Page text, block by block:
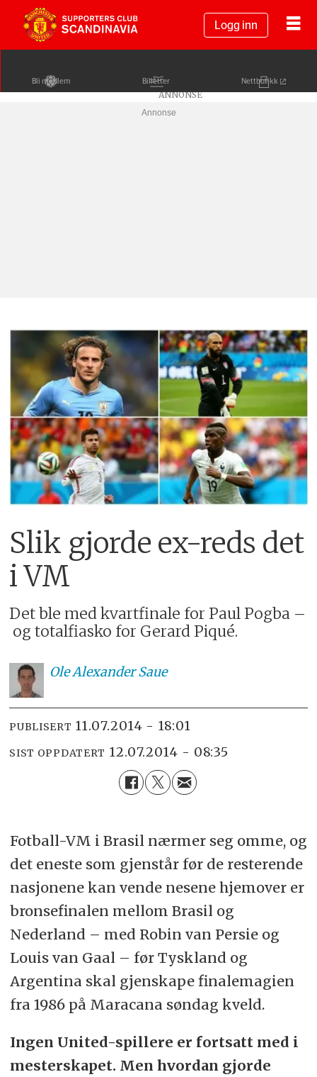
Logg inn
Bli medlem Billetter Nettbutikk
Annonse
Slik gjorde ex-reds det
i VM
Det ble med kvartfinale for Paul Pogba –
og totalfiasko for Gerard Piqué.
Ole Alexander Saue
PUBLISERT 11.07.2014 - 18:01
SIST OPPDATERT 12.07.2014 - 08:35
Fotball-VM i Brasil nærmer seg omme, og
det eneste som gjenstår før de resterende
nasjonene kan vende nesene hjemover er
bronsefinalen mellom Brasil og
Nederland – med Robin van Persie og
Louis van Gaal – før Tyskland og
Argentina skal gjenskape finalemagien
fra 1986 på Maracana søndag kveld.
Ingen United-spillere er fortsatt med i
mesterskapet. Men hvordan gjorde